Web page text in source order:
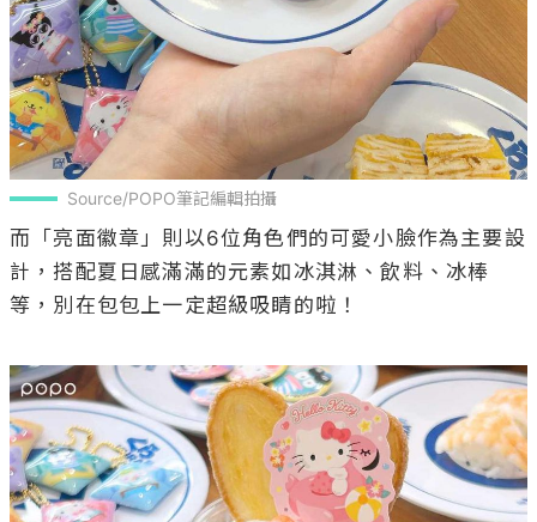
Source/POPO筆記編輯拍攝
而「亮面徽章」則以6位角色們的可愛小臉作為主要設
計，搭配夏日感滿滿的元素如冰淇淋、飲料、冰棒
等，別在包包上一定超級吸睛的啦！